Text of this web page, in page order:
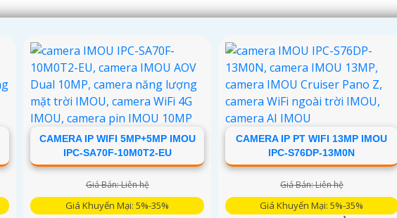
CAMERA IP WIFI 5MP+5MP IMOU
IPC-SA70F-10M0T2-EU
Giá Bán: Liên hệ
Giá Khuyến Mại: 5%-35%
CAMERA IP PT WIFI 13MP IMOU
IPC-S76DP-13M0N
Giá Bán: Liên hệ
Giá Khuyến Mại: 5%-35%